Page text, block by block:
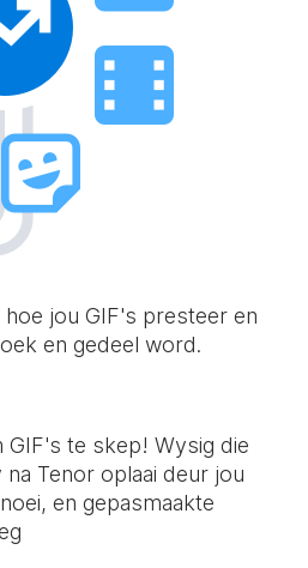
jou GIF's presteer en
en gedeel word.
GIF's te skep! Wysig die
Tenor oplaai deur jou
en gepasmaakte